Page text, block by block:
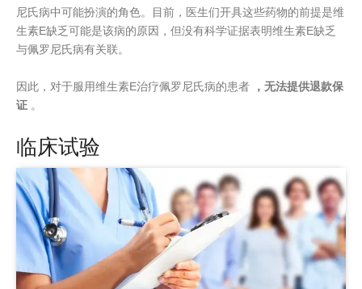
尼氏病中可能扮演的角色。目前，医生们开具这些药物的前提是维
生素E缺乏可能是该病的原因，但没有科学证据表明维生素E缺乏
与佩罗尼氏病有关联。
因此，对于服用维生素E治疗佩罗尼氏病的患者
，无法提供退款保
证 。
临床试验